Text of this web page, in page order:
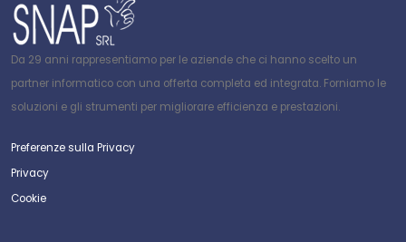
Da 29 anni rappresentiamo per le aziende che ci hanno scelto un
partner informatico con una offerta completa ed integrata. Forniamo le
soluzioni e gli strumenti per migliorare efficienza e prestazioni.
Preferenze sulla Privacy
Privacy
Cookie